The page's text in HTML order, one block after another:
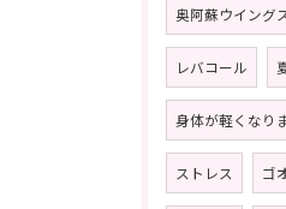
奥阿蘇ウイング
レバコール
身体が軽くなり
ストレス ゴ